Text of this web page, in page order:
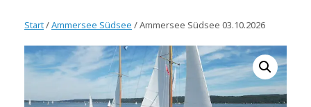
Start/Ammersee Südsee / Ammersee Südsee 03.10.2026